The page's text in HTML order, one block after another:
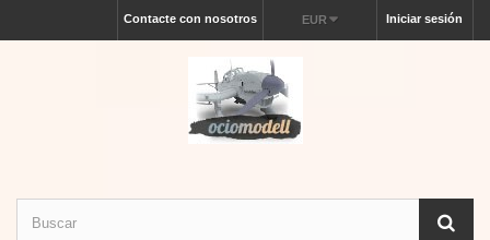
Iniciar sesión
EUR
Contacte con nosotros